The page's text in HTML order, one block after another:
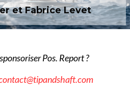
et Fabrice Levet
Pos. Report ?